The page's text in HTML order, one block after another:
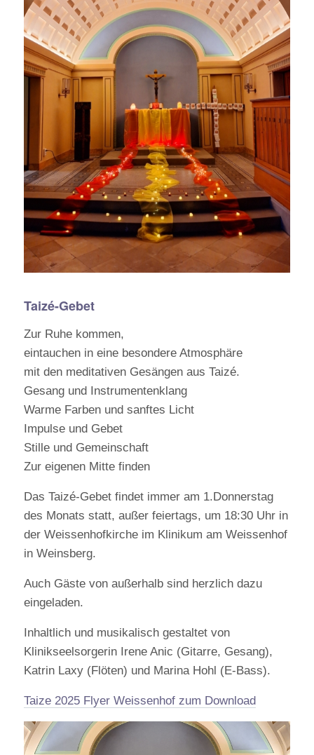
Taizé-Gebet
Zur Ruhe kommen,
eintauchen in eine besondere Atmosphäre
mit den meditativen Gesängen aus Taizé.
Gesang und Instrumentenklang
Warme Farben und sanftes Licht
Impulse und Gebet
Stille und Gemeinschaft
Zur eigenen Mitte finden
Das Taizé-Gebet findet immer am 1.Donnerstag
des Monats statt, außer feiertags, um 18:30 Uhr in
der Weissenhofkirche im Klinikum am Weissenhof
in Weinsberg.
Auch Gäste von außerhalb sind herzlich dazu
eingeladen.
Inhaltlich und musikalisch gestaltet von
Klinikseelsorgerin Irene Anic (Gitarre, Gesang),
Katrin Laxy (Flöten) und Marina Hohl (E-Bass).
Taize 2025 Flyer Weissenhof zum Download